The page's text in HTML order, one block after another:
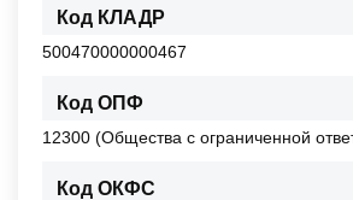
Код КЛАДР
500470000000467
Код ОПФ
12300 (Общества с ограниченной
Код ОКФС